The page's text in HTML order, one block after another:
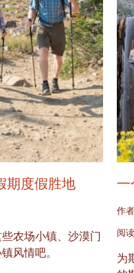
期度假胜地
农场小镇、沙漠门
风情吧。
作
阅
为